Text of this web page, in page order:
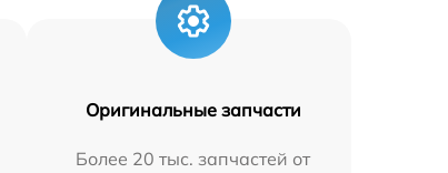
Оригинальные запчасти
Более 20 тыс. запчастей от